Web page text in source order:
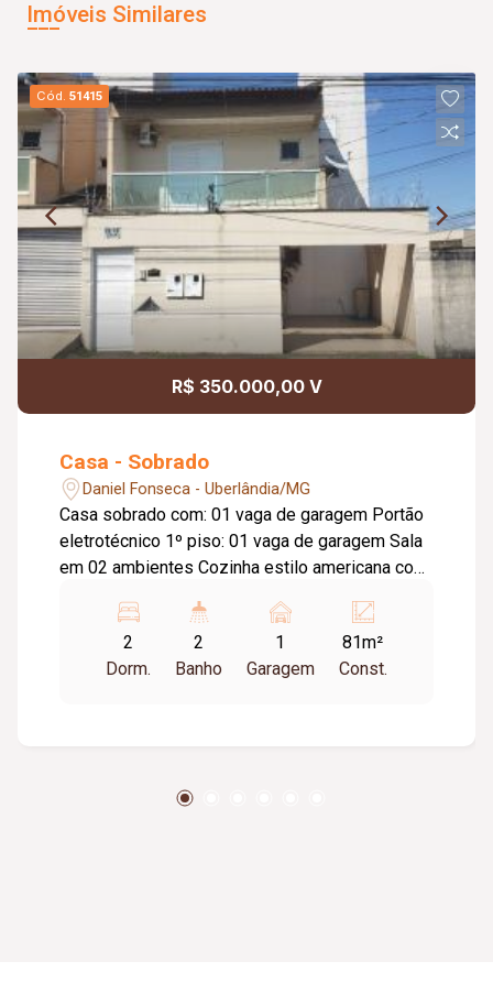
Imóveis Similares
Cód.51415
R$ 350.000,00 V
Casa - Sobrado
Daniel Fonseca - Uberlândia/MG
Casa sobrado com: 01 vaga de garagem Portão
eletrotécnico 1º piso: 01 vaga de garagem Sala
em 02 ambientes Cozinha estilo americana com
com armários sendo 01 com sacada Banheiro
social com blindex
2
Dorm.
2
Banho
1
Garagem
81m²
Const.